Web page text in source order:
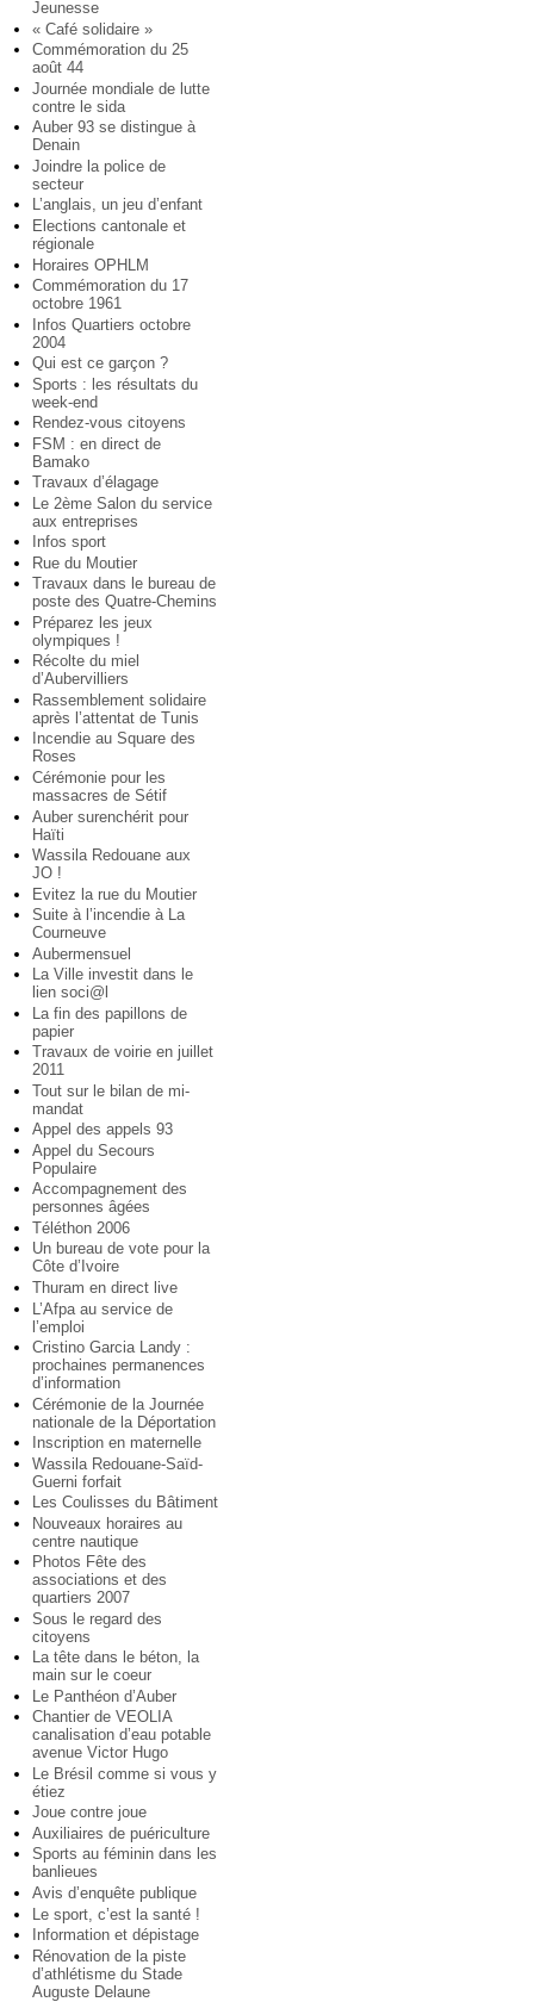
Jeunesse
« Café solidaire »
Commémoration du 25
août 44
Journée mondiale de lutte
contre le sida
Auber 93 se distingue à
Denain
Joindre la police de
secteur
L’anglais, un jeu d’enfant
Elections cantonale et
régionale
Horaires OPHLM
Commémoration du 17
octobre 1961
Infos Quartiers octobre
2004
Qui est ce garçon ?
Sports : les résultats du
week-end
Rendez-vous citoyens
FSM : en direct de
Bamako
Travaux d’élagage
Le 2ème Salon du service
aux entreprises
Infos sport
Rue du Moutier
Travaux dans le bureau de
poste des Quatre-Chemins
Préparez les jeux
olympiques !
Récolte du miel
d’Aubervilliers
Rassemblement solidaire
après l’attentat de Tunis
Incendie au Square des
Roses
Cérémonie pour les
massacres de Sétif
Auber surenchérit pour
Haïti
Wassila Redouane aux
JO !
Evitez la rue du Moutier
Suite à l’incendie à La
Courneuve
Aubermensuel
La Ville investit dans le
lien soci@l
La fin des papillons de
papier
Travaux de voirie en juillet
2011
Tout sur le bilan de mi-
mandat
Appel des appels 93
Appel du Secours
Populaire
Accompagnement des
personnes âgées
Téléthon 2006
Un bureau de vote pour la
Côte d’Ivoire
Thuram en direct live
L’Afpa au service de
l’emploi
Cristino Garcia Landy :
prochaines permanences
d’information
Cérémonie de la Journée
nationale de la Déportation
Inscription en maternelle
Wassila Redouane-Saïd-
Guerni forfait
Les Coulisses du Bâtiment
Nouveaux horaires au
centre nautique
Photos Fête des
associations et des
quartiers 2007
Sous le regard des
citoyens
La tête dans le béton, la
main sur le coeur
Le Panthéon d’Auber
Chantier de VEOLIA
canalisation d’eau potable
avenue Victor Hugo
Le Brésil comme si vous y
étiez
Joue contre joue
Auxiliaires de puériculture
Sports au féminin dans les
banlieues
Avis d’enquête publique
Le sport, c’est la santé !
Information et dépistage
Rénovation de la piste
d’athlétisme du Stade
Auguste Delaune